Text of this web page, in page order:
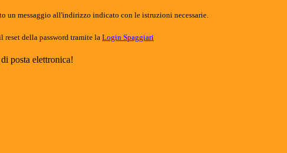
un messaggio all'indirizzo indicato con le istruzioni necessarie.
reset della password tramite la Login Spaggiari
posta elettronica!